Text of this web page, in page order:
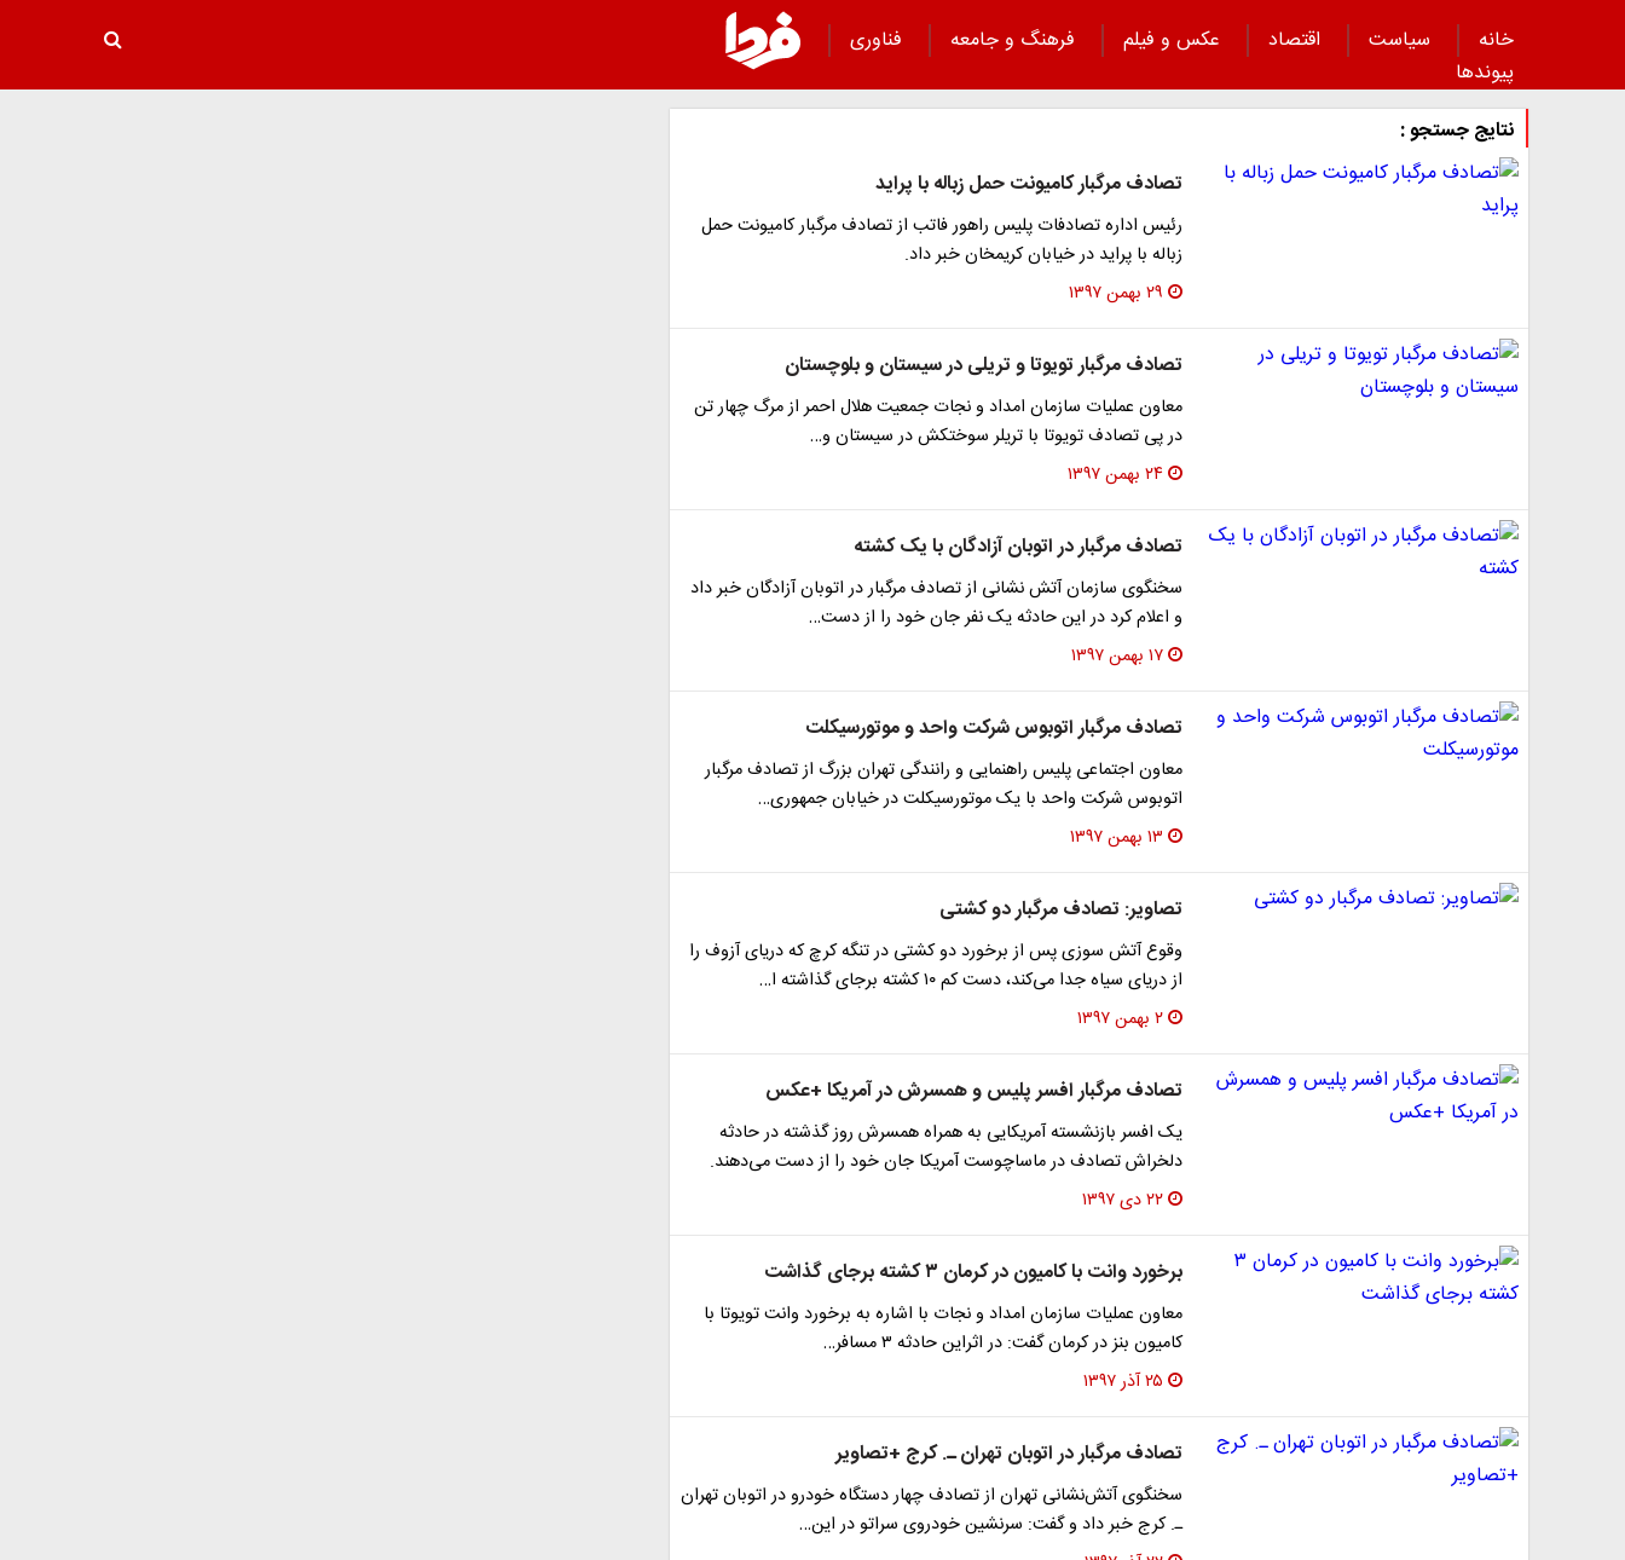
خانه سیاست اقتصاد عکس و فیلم فرهنگ و جامعه
فناوری
پیوند‌ها
نتایج جستجو :
تصادف مرگبار کامیونت حمل زباله با پراید
رئیس اداره تصادفات پلیس راهور فاتب از تصادف مرگبار کامیونت حمل
زباله با پراید در خیابان کریمخان خبر داد.
۲۹ بهمن ۱۳۹۷
تصادف مرگبار تویوتا و تریلی در سیستان و بلوچستان
معاون عملیات سازمان امداد و نجات جمعیت هلال احمر از مرگ چهار تن
در پی تصادف تویوتا با تریلر سوختکش در سیستان و…
۲۴ بهمن ۱۳۹۷
تصادف مرگبار در اتوبان آزادگان با یک کشته
سخنگوی سازمان آتش نشانی از تصادف مرگبار در اتوبان آزادگان خبر داد
و اعلام کرد در این حادثه یک نفر جان خود را از دست…
۱۷ بهمن ۱۳۹۷
تصادف مرگبار اتوبوس شرکت واحد و موتورسیکلت
معاون اجتماعی پلیس راهنمایی و رانندگی تهران بزرگ از تصادف مرگبار
اتوبوس شرکت واحد با یک موتورسیکلت در خیابان جمهوری…
۱۳ بهمن ۱۳۹۷
تصاویر: تصادف مرگبار دو کشتی
وقوع آتش سوزی پس از برخورد دو کشتی در تنگه کرچ که دریای آزوف را
از دریای سیاه جدا می‌کند، دست کم ۱۰ کشته برجای گذاشته ا…
۲ بهمن ۱۳۹۷
تصادف مرگبار افسر پلیس و همسرش در آمریکا +عکس
یک افسر بازنشسته آمریکایی به همراه همسرش روز گذشته در حادثه
دلخراش تصادف در ماساچوست آمریکا جان خود را از دست می‌دهند.
۲۲ دی ۱۳۹۷
برخورد وانت با کامیون در کرمان ۳ کشته برجای گذاشت
معاون عملیات سازمان امداد و نجات با اشاره به برخورد وانت تویوتا با
کامیون بنز در کرمان گفت: در اثراین حادثه ۳ مسافر…
۲۵ آذر ۱۳۹۷
تصادف مرگبار در اتوبان تهران ـ. کرج +تصاویر
سخنگوی آتش‌نشانی تهران از تصادف چهار دستگاه خودرو در اتوبان تهران
ـ. کرج خبر داد و گفت: سرنشین خودروی سراتو در این…